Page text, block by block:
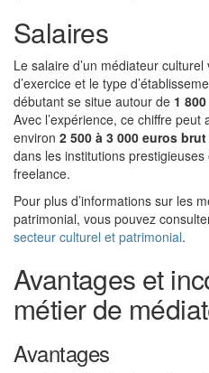
Salaires
Le salaire d’un médiateur
d’exercice et le type
débutant se situe autour de 1
Avec l’expérience, ce chiffre
environ 2 500 à 3 000 euros
dans les institutions
freelance.
Pour plus d’informations sur les
patrimonial, vous pouvez
secteur culturel et patrimonial.
Avantages et
métier de
Avantages